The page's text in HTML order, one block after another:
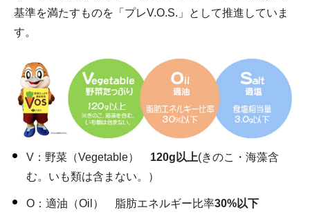
基準を満たすものを「プレV.O.S.」として推進していま
す。
V：野菜（Vegetable） 120g以上(きのこ・海藻含
む。いも類は含まない。）
O：適油（Oil） 脂肪エネルギー比率30%以下